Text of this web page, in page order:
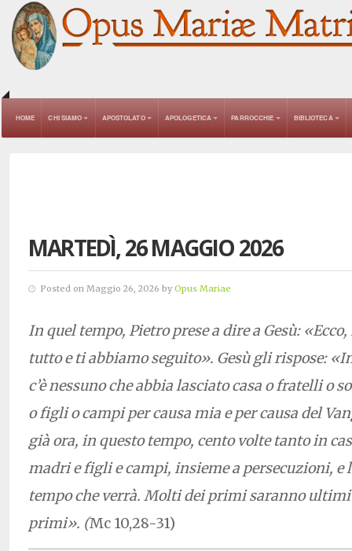
HOME CHI SIAMO APOSTOLATO APOLOGETICA PARROCCHIE BIBLIOTECA
MARTEDÌ, 26 MAGGIO 2026
Posted on Maggio 26, 2026 by Opus Mariae
In quel tempo, Pietro prese a dire a Gesù:
tutto e ti abbiamo seguito». Gesù gli rispose:
c’è nessuno che abbia lasciato casa o fratelli o
o figli o campi per causa mia e per causa del
già ora, in questo tempo, cento volte tanto in
madri e figli e campi, insieme a persecuzioni, e
tempo che verrà. Molti dei primi saranno
primi». (Mc 10,28-31)